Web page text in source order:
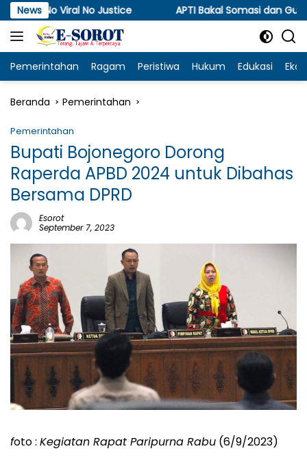
Langsung
ke
konten
News
No Justice APTI Bakal Somasi dan Gugat KPPU,
Pemerintahan Ragam Peristiwa Hukum Edukasi
Beranda Pemerintahan
Pemerintahan
Bupati Bojonegoro Dorong
Raperda APBD 2024 untuk Dibahas
Bersama DPRD
Esorot
September 7, 2023
foto : Kegiatan Rapat Paripurna Rabu (6/9/2023)